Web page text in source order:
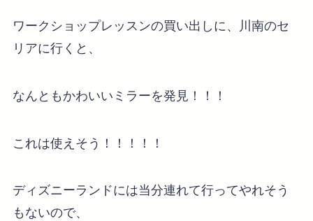
ワークショップレッスンの買い出しに、川南のセ
リアに行くと、
なんともかわいいミラーを発見！！！
これは使えそう！！！！！
ディズニーランドには当分連れて行ってやれそう
もないので、